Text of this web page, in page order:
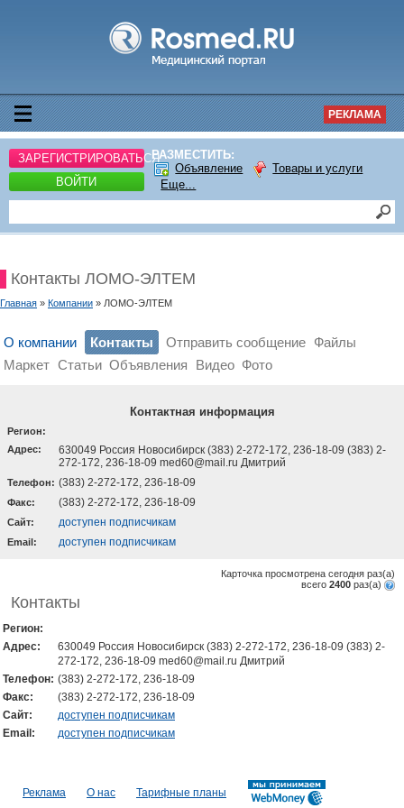
РЕКЛАМА
ЗАРЕГИСТРИРОВАТЬСЯ
ВОЙТИ
РАЗМЕСТИТЬ:
Объявление
Товары и услуги
Еще...
Контакты ЛОМО-ЭЛТЕМ
Главная » Компании » ЛОМО-ЭЛТЕМ
О компании Контакты Отправить сообщение Файлы
Маркет Статьи Объявления Видео Фото
Контактная информация
Регион:
Адрес:
630049 Россия Новосибирск (383) 2-272-172, 236-18-09 (383) 2-
272-172, 236-18-09 med60@mail.ru Дмитрий
Телефон: (383) 2-272-172, 236-18-09
Факс: (383) 2-272-172, 236-18-09
Cайт: доступен подписчикам
Email: доступен подписчикам
Карточка просмотрена сегодня раз(a)
всего 2400 раз(a)
Контакты
Регион:
Адрес:
630049 Россия Новосибирск (383) 2-272-172, 236-18-09 (383) 2-
272-172, 236-18-09 med60@mail.ru Дмитрий
Телефон: (383) 2-272-172, 236-18-09
Факс:
(383) 2-272-172, 236-18-09
Cайт:
доступен подписчикам
Email:
доступен подписчикам
Реклама О нас Тарифные планы